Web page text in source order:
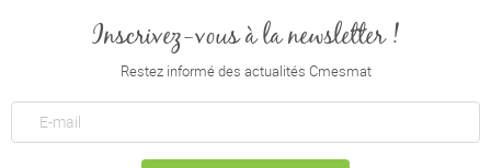
Inscrivez-vous à la newsletter !
Restez informé des actualités Cmesmat